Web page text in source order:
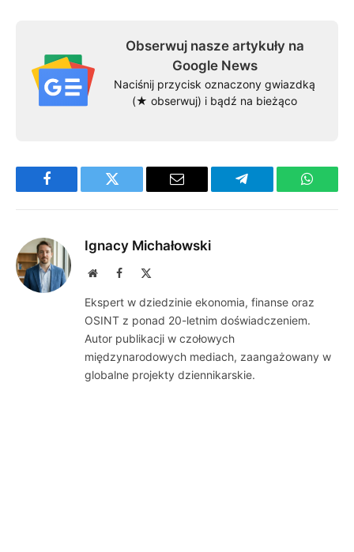
Obserwuj nasze artykuły na
Google News
Naciśnij przycisk oznaczony gwiazdką
(★ obserwuj) i bądź na bieżąco
Facebook Twitter Email Telegram
Ignacy Michałowski
WebsiteFacebook
Ekspert w dziedzinie ekonomia, finanse oraz
OSINT z ponad 20-letnim doświadczeniem.
Autor publikacji w czołowych
międzynarodowych mediach, zaangażowany w
globalne projekty dziennikarskie.